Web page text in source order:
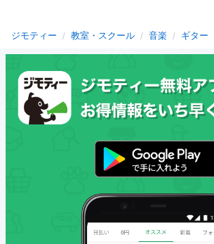
ジモティー 教室・スクール 音楽 ギター